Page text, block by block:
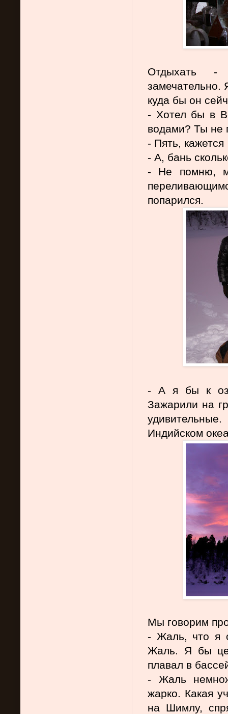
Отдыхать -
куда бы он
- Хотел бы в
водами? Ты не
- Пять, кажется
- А, бань
- Не помню,
попарился.
- А я бы к
Зажарили на
Индийском
Мы говорим
- Жаль, что я
Жаль. Я бы
плавал в
- Жаль
жарко. Какая
на Шимлу,